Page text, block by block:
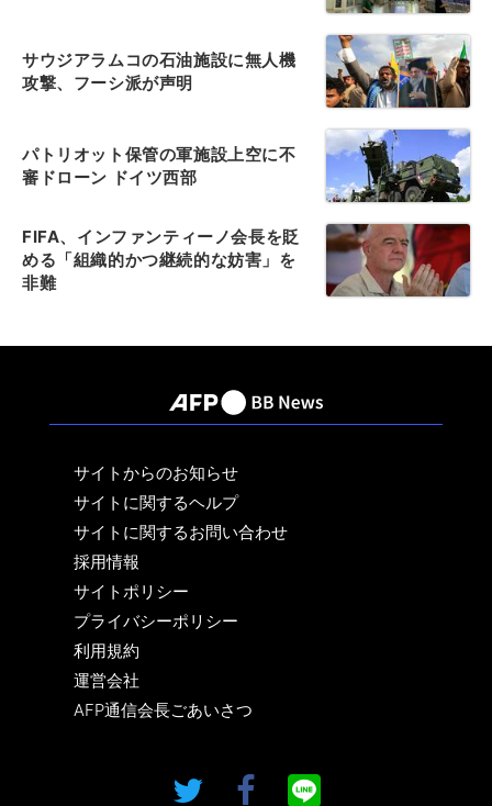
サウジアラムコの石油施設に無人機
攻撃、フーシ派が声明
パトリオット保管の軍施設上空に不
審ドローン ドイツ西部
FIFA、インファンティーノ会長を貶
める「組織的かつ継続的な妨害」を
非難
サイトからのお知らせ
サイトに関するヘルプ
サイトに関するお問い合わせ
採用情報
サイトポリシー
プライバシーポリシー
利用規約
運営会社
AFP通信会長ごあいさつ